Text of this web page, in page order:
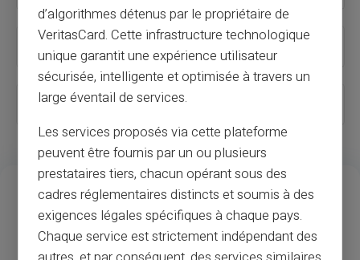
Secure transactions
How to buy online without a bank card?
13
Vuosien kokemus
37M
Kauppiaat ja
pankkiautomaattien
hyväksyminen
d’algorithmes détenus par le propriétaire de
VeritasCard. Cette infrastructure technologique
unique garantit une expérience utilisateur
sécurisée, intelligente et optimisée à travers un
large éventail de services.
Les services proposés via cette plateforme
peuvent être fournis par un ou plusieurs
prestataires tiers, chacun opérant sous des
cadres réglementaires distincts et soumis à des
exigences légales spécifiques à chaque pays.
Chaque service est strictement indépendant des